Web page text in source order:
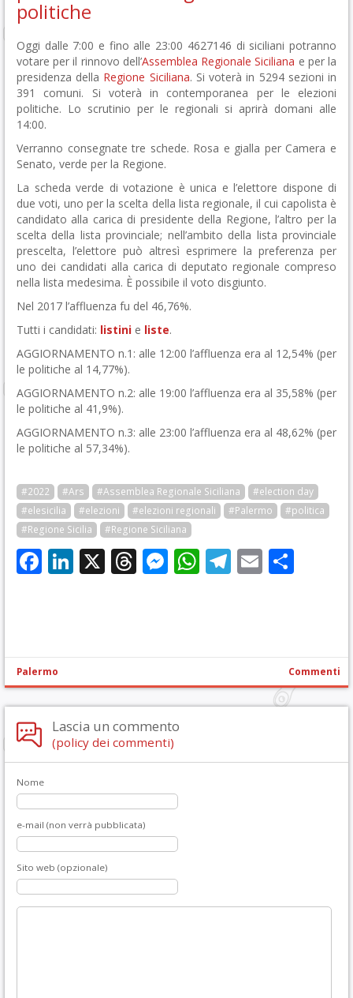
politiche
Oggi dalle 7:00 e fino alle 23:00 4627146 di siciliani potranno
votare per il rinnovo dell’Assemblea Regionale Siciliana e per la
presidenza della Regione Siciliana. Si voterà in 5294 sezioni in
391 comuni. Si voterà in contemporanea per le elezioni
politiche. Lo scrutinio per le regionali si aprirà domani alle
14:00.
Verranno consegnate tre schede. Rosa e gialla per Camera e
Senato, verde per la Regione.
La scheda verde di votazione è unica e l’elettore dispone di
due voti, uno per la scelta della lista regionale, il cui capolista è
candidato alla carica di presidente della Regione, l’altro per la
scelta della lista provinciale; nell’ambito della lista provinciale
prescelta, l’elettore può altresì esprimere la preferenza per
uno dei candidati alla carica di deputato regionale compreso
nella lista medesima. È possibile il voto disgiunto.
Nel 2017 l’affluenza fu del 46,76%.
Tutti i candidati: listini e liste.
AGGIORNAMENTO n.1: alle 12:00 l’affluenza era al 12,54% (per
le politiche al 14,77%).
AGGIORNAMENTO n.2: alle 19:00 l’affluenza era al 35,58% (per
le politiche al 41,9%).
AGGIORNAMENTO n.3: alle 23:00 l’affluenza era al 48,62% (per
le politiche al 57,34%).
#2022 #Ars #Assemblea Regionale Siciliana
#election day
#elesicilia
#elezioni #elezioni regionali #Palermo
#politica
#Regione Sicilia
#Regione Siciliana
Facebook
LinkedIn
X Threads
Messenger
WhatsApp
Telegram
Email
Palermo Commenti
Lascia un commento
(policy dei commenti)
Nome
e-mail (non verrà pubblicata)
Sito web (opzionale)